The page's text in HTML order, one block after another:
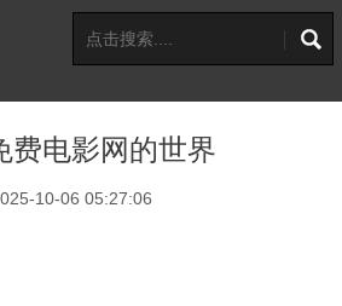
费电影网的世界
10-06 05:27:06